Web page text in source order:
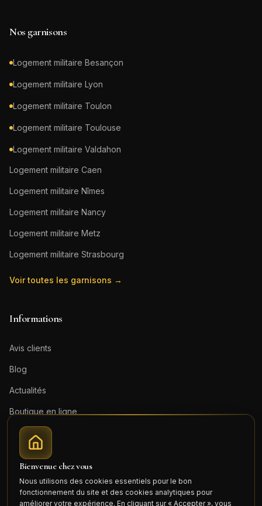
Nos garnisons
Logement militaire Besançon
Logement militaire Lyon
Logement militaire Toulon
Logement militaire Toulouse
Logement militaire Valdahon
Logement militaire Caen
Logement militaire Nîmes
Logement militaire Nancy
Logement militaire Metz
Logement militaire Strasbourg
Voir toutes les garnisons →
Informations
Avis clients
Blog
Actualités
Boutique en ligne
Contact
Mentions légales
Connexion
Bienvenue chez vous
Nous utilisons des cookies essentiels pour le bon
fonctionnement du site et des cookies analytiques pour
améliorer votre expérience. En cliquant sur « Accepter », vous